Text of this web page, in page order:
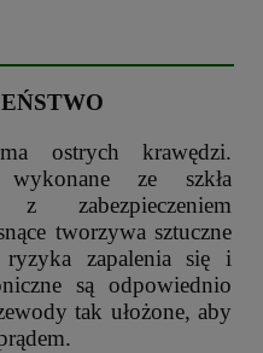
ostrych krawędzi.
ze szkła
zabezpieczeniem
tworzywa sztuczne
zapalenia się i
są odpowiednio
tak ułożone, aby